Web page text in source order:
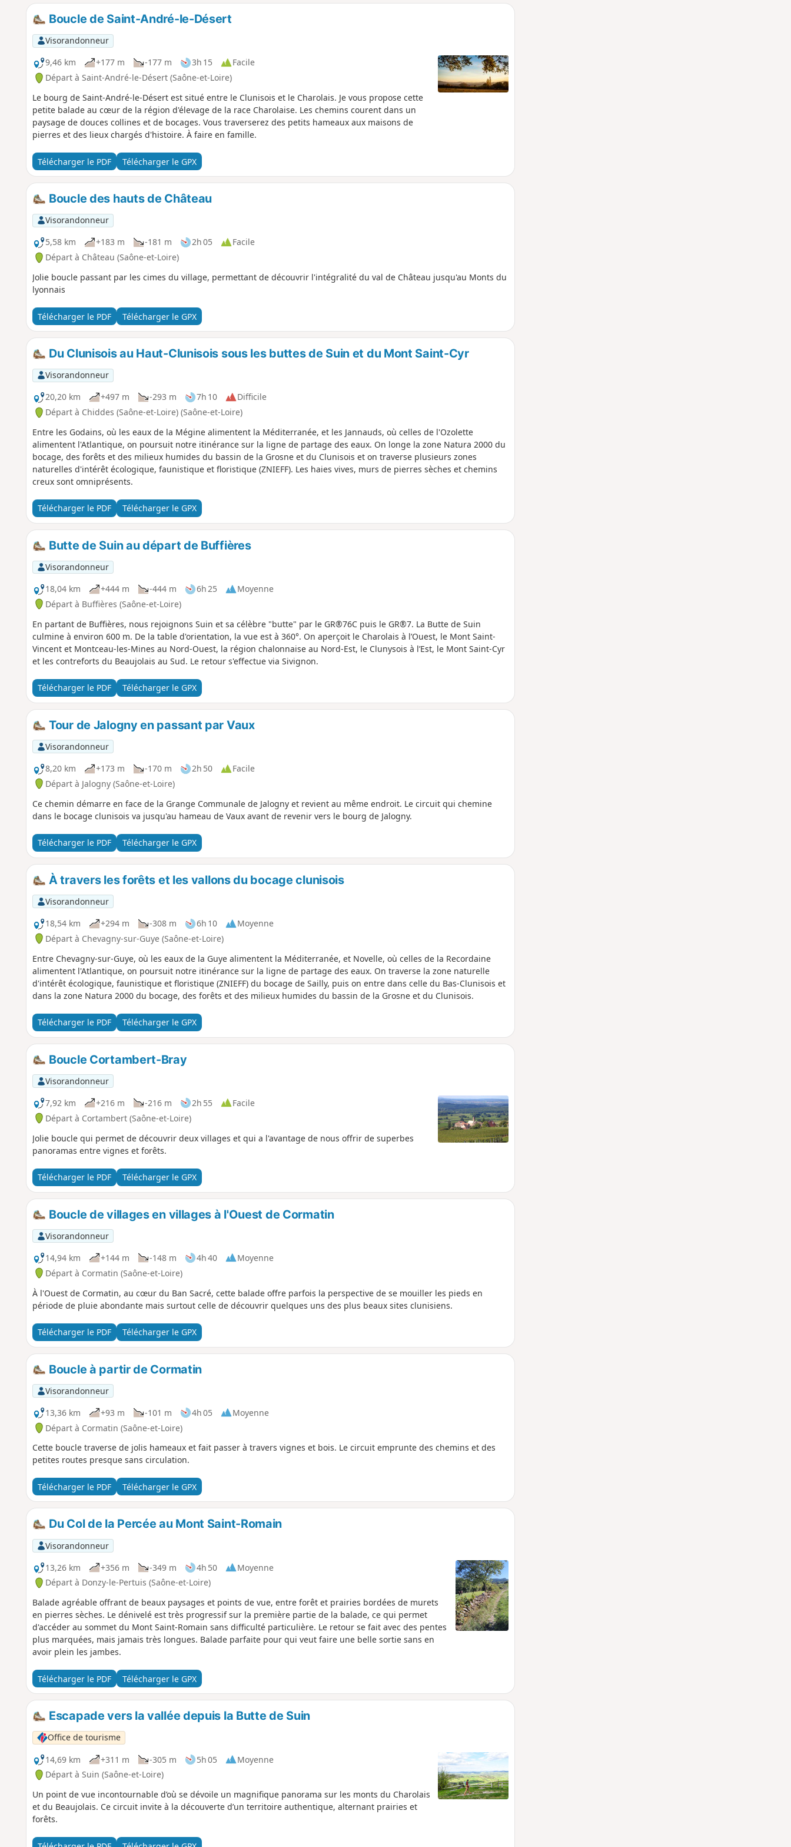
Boucle de Saint-André-le-Désert
Visorandonneur
9,46 km
+177 m -177 m 3h 15
Facile
Départ à Saint-André-le-Désert (Saône-et-Loire)
Le bourg de Saint-André-le-Désert est situé entre le Clunisois et le Charolais. Je vous propose cette
petite balade au cœur de la région d'élevage de la race Charolaise. Les chemins courent dans un
paysage de douces collines et de bocages. Vous traverserez des petits hameaux aux maisons de
pierres et des lieux chargés d'histoire. À faire en famille.
Télécharger le PDF Télécharger le GPX
Boucle des hauts de Château
Visorandonneur
5,58 km
+183 m -181 m 2h 05
Facile
Départ à Château (Saône-et-Loire)
Jolie boucle passant par les cimes du village, permettant de découvrir l'intégralité du val de Château jusqu'au Monts du
lyonnais
Télécharger le PDF Télécharger le GPX
Du Clunisois au Haut-Clunisois sous les buttes de Suin et du Mont Saint-Cyr
Visorandonneur
20,20 km
+497 m -293 m 7h 10
Difficile
Départ à Chiddes (Saône-et-Loire) (Saône-et-Loire)
Entre les Godains, où les eaux de la Mégine alimentent la Méditerranée, et les Jannauds, où celles de l'Ozolette
alimentent l'Atlantique, on poursuit notre itinérance sur la ligne de partage des eaux. On longe la zone Natura 2000 du
bocage, des forêts et des milieux humides du bassin de la Grosne et du Clunisois et on traverse plusieurs zones
naturelles d'intérêt écologique, faunistique et floristique (ZNIEFF). Les haies vives, murs de pierres sèches et chemins
creux sont omniprésents.
Télécharger le PDF Télécharger le GPX
Butte de Suin au départ de Buffières
Visorandonneur
18,04 km
+444 m -444 m 6h 25
Moyenne
Départ à Buffières (Saône-et-Loire)
En partant de Buffières, nous rejoignons Suin et sa célèbre "butte" par le GR®76C puis le GR®7. La Butte de Suin
culmine à environ 600 m. De la table d'orientation, la vue est à 360°. On aperçoit le Charolais à l’Ouest, le Mont Saint-
Vincent et Montceau-les-Mines au Nord-Ouest, la région chalonnaise au Nord-Est, le Clunysois à l’Est, le Mont Saint-Cyr
et les contreforts du Beaujolais au Sud. Le retour s'effectue via Sivignon.
Télécharger le PDF Télécharger le GPX
Tour de Jalogny en passant par Vaux
Visorandonneur
8,20 km
+173 m -170 m 2h 50
Facile
Départ à Jalogny (Saône-et-Loire)
Ce chemin démarre en face de la Grange Communale de Jalogny et revient au même endroit. Le circuit qui chemine
dans le bocage clunisois va jusqu'au hameau de Vaux avant de revenir vers le bourg de Jalogny.
Télécharger le PDF Télécharger le GPX
À travers les forêts et les vallons du bocage clunisois
Visorandonneur
18,54 km
+294 m -308 m 6h 10
Moyenne
Départ à Chevagny-sur-Guye (Saône-et-Loire)
Entre Chevagny-sur-Guye, où les eaux de la Guye alimentent la Méditerranée, et Novelle, où celles de la Recordaine
alimentent l'Atlantique, on poursuit notre itinérance sur la ligne de partage des eaux. On traverse la zone naturelle
d'intérêt écologique, faunistique et floristique (ZNIEFF) du bocage de Sailly, puis on entre dans celle du Bas-Clunisois et
dans la zone Natura 2000 du bocage, des forêts et des milieux humides du bassin de la Grosne et du Clunisois.
Télécharger le PDF Télécharger le GPX
Boucle Cortambert-Bray
Visorandonneur
7,92 km
+216 m -216 m 2h 55
Facile
Départ à Cortambert (Saône-et-Loire)
Jolie boucle qui permet de découvrir deux villages et qui a l'avantage de nous offrir de superbes
panoramas entre vignes et forêts.
Télécharger le PDF Télécharger le GPX
Boucle de villages en villages à l'Ouest de Cormatin
Visorandonneur
14,94 km
+144 m -148 m 4h 40
Moyenne
Départ à Cormatin (Saône-et-Loire)
À l'Ouest de Cormatin, au cœur du Ban Sacré, cette balade offre parfois la perspective de se mouiller les pieds en
période de pluie abondante mais surtout celle de découvrir quelques uns des plus beaux sites clunisiens.
Télécharger le PDF Télécharger le GPX
Boucle à partir de Cormatin
Visorandonneur
13,36 km
+93 m -101 m 4h 05
Moyenne
Départ à Cormatin (Saône-et-Loire)
Cette boucle traverse de jolis hameaux et fait passer à travers vignes et bois. Le circuit emprunte des chemins et des
petites routes presque sans circulation.
Télécharger le PDF Télécharger le GPX
Du Col de la Percée au Mont Saint-Romain
Visorandonneur
13,26 km
+356 m -349 m 4h 50
Moyenne
Départ à Donzy-le-Pertuis (Saône-et-Loire)
Balade agréable offrant de beaux paysages et points de vue, entre forêt et prairies bordées de murets
en pierres sèches. Le dénivelé est très progressif sur la première partie de la balade, ce qui permet
d'accéder au sommet du Mont Saint-Romain sans difficulté particulière. Le retour se fait avec des pentes
plus marquées, mais jamais très longues. Balade parfaite pour qui veut faire une belle sortie sans en
avoir plein les jambes.
Télécharger le PDF Télécharger le GPX
Escapade vers la vallée depuis la Butte de Suin
Office de tourisme
14,69 km
+311 m -305 m 5h 05
Moyenne
Départ à Suin (Saône-et-Loire)
Un point de vue incontournable d’où se dévoile un magnifique panorama sur les monts du Charolais
et du Beaujolais. Ce circuit invite à la découverte d’un territoire authentique, alternant prairies et
forêts.